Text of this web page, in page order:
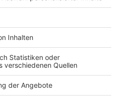
Kontakt
Studio-Hotline
Verkehrs-Hotline
Newsletter